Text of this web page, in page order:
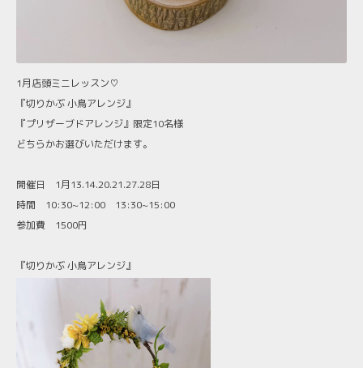
1月店頭ミニレッスン♡
『切りかぶ 小鳥アレンジ』
『プリザーブドアレンジ』限定10名様
どちらかお選びいただけます。
開催日 1月13.14.20.21.27.28日
時間 10:30~12:00 13:30~15:00
参加費 1500円
『切りかぶ 小鳥アレンジ』